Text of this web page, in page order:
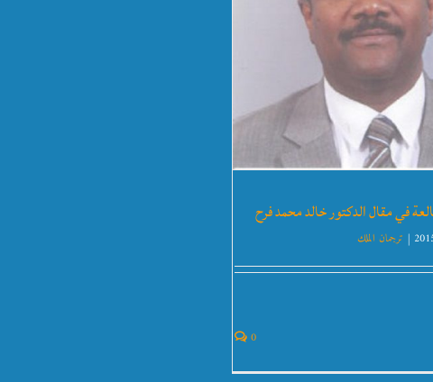
في مقال الدكتور خالد محمد فرح
| ترجمان الملك
0